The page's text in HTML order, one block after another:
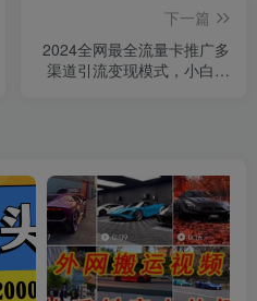
下一篇
2024全网最全流量卡推广多
渠道引流变现模式，小白轻